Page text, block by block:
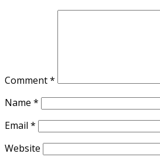
Comment*
Name *
Email *
Website